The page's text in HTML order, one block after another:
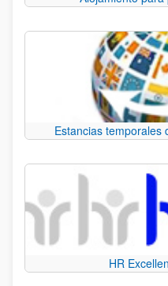
Estancias temporales
HR